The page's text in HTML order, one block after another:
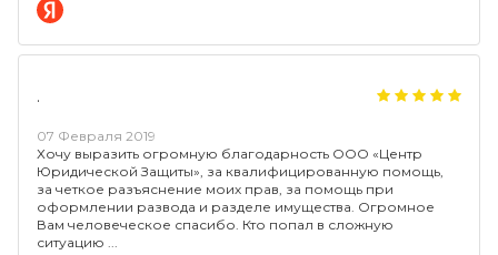
.
07 Февраля 2019
Хочу выразить огромную благодарность ООО «Центр
Юридической Защиты», за квалифицированную помощь,
за четкое разъяснение моих прав, за помощь при
оформлении развода и разделе имущества. Огромное
Вам человеческое спасибо. Кто попал в сложную
ситуацию